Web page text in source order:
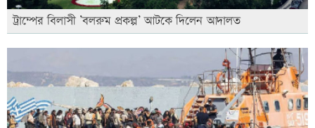
ট্রাম্পের বিলাসী ’বলরুম প্রকল্প’ আটকে দিলেন আদালত